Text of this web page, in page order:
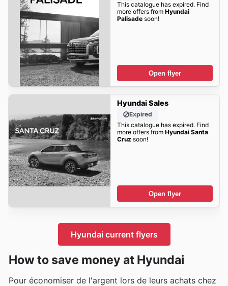
This catalogue has expired. Find
more offers from Hyundai
Palisadesoon!
Open flyer
Hyundai Sales
Expired
This catalogue has expired. Find
more offers from Hyundai Santa
Cruzsoon!
Open flyer
Hyundai current flyers
How to save money at Hyundai
Pour économiser de l'argent lors de leurs achats chez